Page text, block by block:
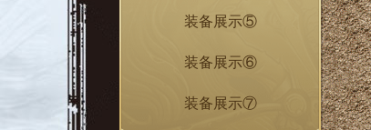
装备展示⑤
装备展示⑥
装备展示⑦